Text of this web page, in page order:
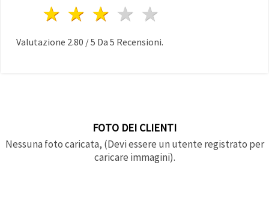
4 stelle
3 stelle
2 stelle
1 stella
Valutazione 2.80 /5 Da 5 Recensioni.
FOTO DEI CLIENTI
Nessuna foto caricata, (Devi essere un utente registrato per
caricare immagini).